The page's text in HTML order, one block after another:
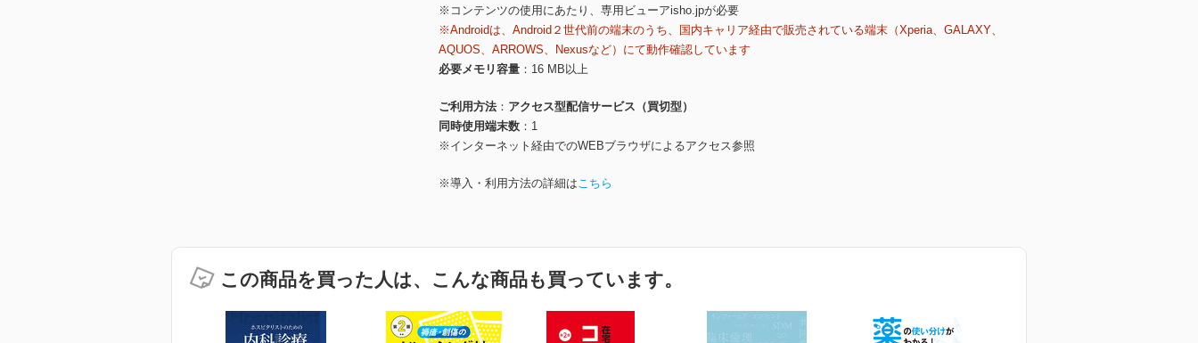
※コンテンツの使用にあたり、専用ビューアisho.jpが必要
※Androidは、Android２世代前の端末のうち、国内キャリア経由で販売されている端末（Xperia、GALAXY、
AQUOS、ARROWS、Nexusなど）にて動作確認しています
必要メモリ容量
16 MB以上
ご利用方法
アクセス型配信サービス（買切型）
同時使用端末数
1
※インターネット経由でのWEBブラウザによるアクセス参照
※導入・利用方法の詳細はこちら
この商品を買った人は、こんな商品も買っています。